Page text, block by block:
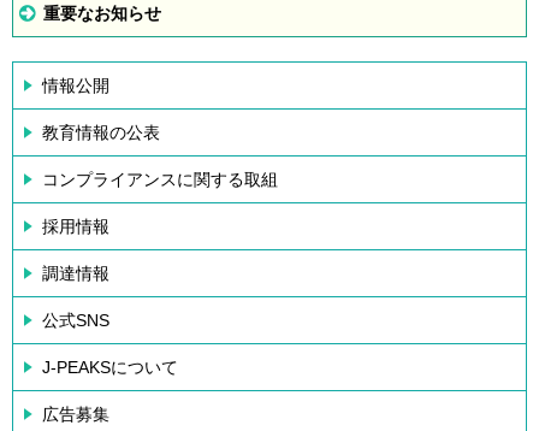
重要なお知らせ
情報公開
教育情報の公表
コンプライアンスに関する取組
採用情報
調達情報
公式SNS
J-PEAKSについて
広告募集